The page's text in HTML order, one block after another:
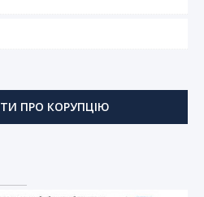
ПРО КОРУПЦІЮ